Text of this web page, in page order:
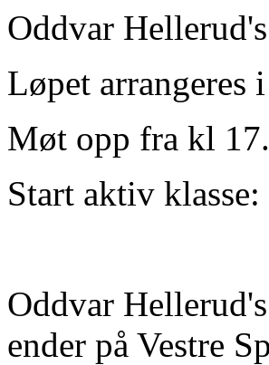
Oddvar
Løpet arrangeres
Møt opp fra kl
Start aktiv klasse:
Oddvar
ender på Vestre